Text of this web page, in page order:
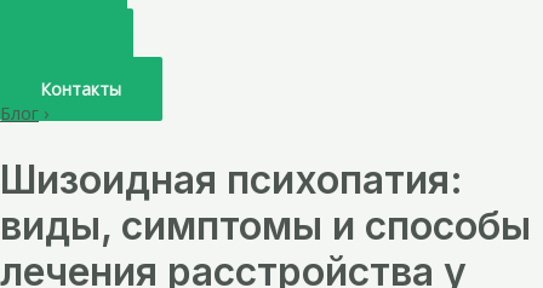
Контакты
Блог ›
Шизоидная психопатия:
виды, симптомы и способы
лечения расстройства у